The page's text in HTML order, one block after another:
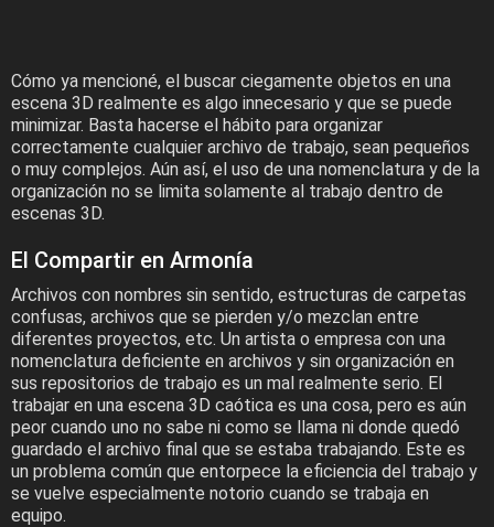
Cómo ya mencioné, el buscar ciegamente objetos en una
escena 3D realmente es algo innecesario y que se puede
minimizar. Basta hacerse el hábito para organizar
correctamente cualquier archivo de trabajo, sean pequeños
o muy complejos. Aún así, el uso de una nomenclatura y de la
organización no se limita solamente al trabajo dentro de
escenas 3D.
El Compartir en Armonía
Archivos con nombres sin sentido, estructuras de carpetas
confusas, archivos que se pierden y/o mezclan entre
diferentes proyectos, etc. Un artista o empresa con una
nomenclatura deficiente en archivos y sin organización en
sus repositorios de trabajo es un mal realmente serio. El
trabajar en una escena 3D caótica es una cosa, pero es aún
peor cuando uno no sabe ni como se llama ni donde quedó
guardado el archivo final que se estaba trabajando. Este es
un problema común que entorpece la eficiencia del trabajo y
se vuelve especialmente notorio cuando se trabaja en
equipo.